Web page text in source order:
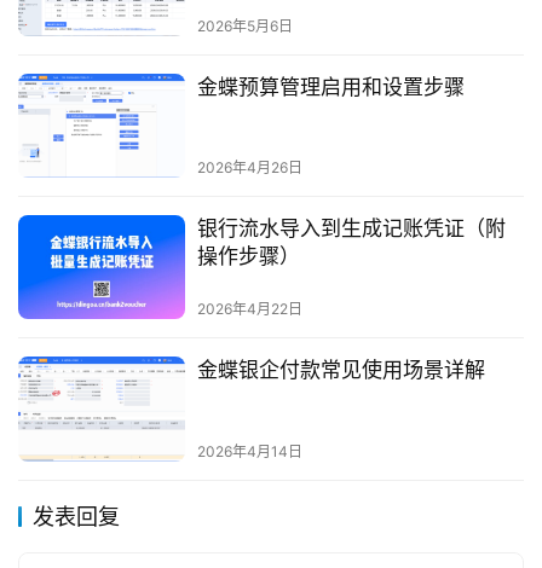
2026年5月6日
金蝶预算管理启用和设置步骤
2026年4月26日
银行流水导入到生成记账凭证（附
操作步骤）
2026年4月22日
金蝶银企付款常见使用场景详解
2026年4月14日
发表回复